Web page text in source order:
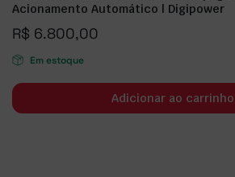
Acionamento Automático | Digipower
R$ 6.800,00
Em estoque
Adicionar ao carrinho